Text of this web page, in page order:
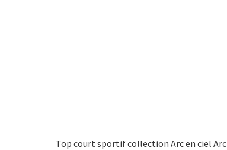
Top court sportif collection Arc en ciel Arc